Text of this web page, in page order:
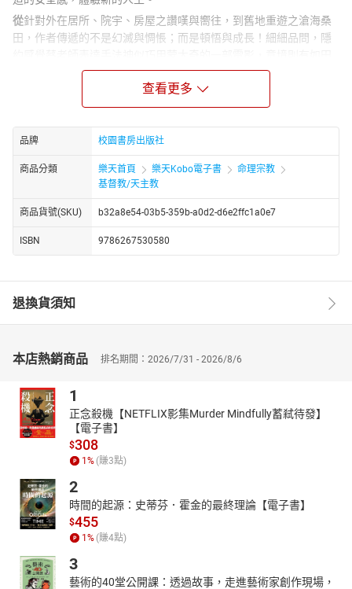
從針對外在居所、院宇、房屋之讚嘆與嚮往，到舊地重遊之滄海桑
田，作者傳遞的不是幻滅與惆悵；而是頓悟與成長！細細品問，隱
園詩般的溫馨感人。
廖元威（評：飛簷下的麻雀窩）
到摩西所看到的焚燒之荊棘，並用來呼喚下一代「嬰孩戰士」。聽
到「玩具總動員」中胡迪警長的勸勉，有哪位信徒能不轉向基督，
向主道歉與再次委身？
周功和（評：大衛的「算」數）
從經文的闡述和呈現看，不管蔡老師如何佈局，其信息一直圍繞著
清楚的中心思想，從不離題、分叉或混淆。不管經文取自舊約或新
約，總穩抓聖經信仰核心 －－ 十字架福音神學，並將幾千年前聖經
吳獻章（評：討債還債）
中華福音神學院第七任院長 中華福音神學院專任教授 英國亞伯丁大
著有《主流與非主流》（雅歌）、《十字架討厭的地方》（華
神）、《基督徒的搬家哲學》、《我信聖而公之教會》（校園）
等。
綽號「東方不敗」、「麻辣燙火鍋」、「華神的黃蓉」，最近新添
德的福音神學。
查看更多
品牌 校園書房出版社
商品分類 樂天首頁 樂天Kobo電子書
命理宗教
基督教/天主教
商品貨號(SKU) b32a8e54-03b5-359b-a0d2-d6e2ffc1a0e7
ISBN 9786267530580
退換貨須知
本店熱銷商品 排名期間：2026/7/31 - 2026/8/6
1
正念殺機【NETFLIX影集Murder Mindfully蓄弒待發】
【電子書】
$308
1 % (賺3點)
2
時間的起源：史蒂芬．霍金的最終理論【電子書】
$455
1 % (賺4點)
3
藝術的40堂公開課：透過故事，走進藝術家創作現場，